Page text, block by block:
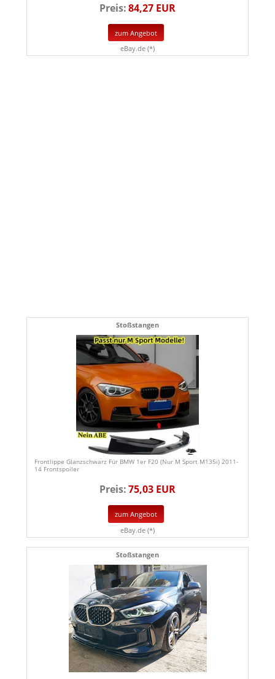
Preis:84,27 EUR
zum Angebot
eBay.de (*)
Stoßstangen
Frontlippe Glanzschwarz Für BMW 1er F20 (Nur M Sport M135i) 2011-
14 Frontspoiler
Preis:75,03 EUR
zum Angebot
eBay.de (*)
Stoßstangen